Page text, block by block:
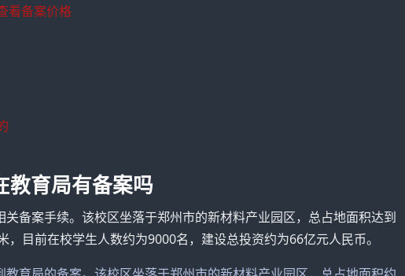
看备案价格
教育局有备案吗
备案手续。该校区坐落于郑州市的新材料产业园区，总占地面积达到
目前在校学生人数约为9000名，建设总投资约为66亿元人民币。